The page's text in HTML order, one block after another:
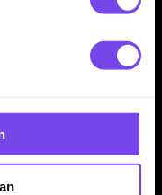
vergelijken
kijk je niet